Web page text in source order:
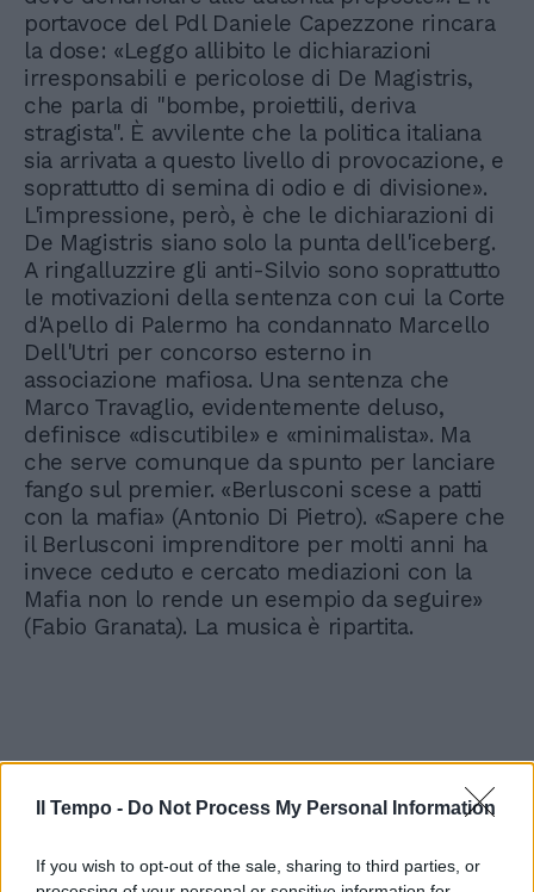
Il Tempo - Do Not Process My Personal Information
If you wish to opt-out of the sale, sharing to third parties, or
portavoce del Pdl Daniele Capezzone rincara
la dose: «Leggo allibito le dichiarazioni
irresponsabili e pericolose di De Magistris,
che parla di "bombe, proiettili, deriva
stragista". È avvilente che la politica italiana
sia arrivata a questo livello di provocazione, e
soprattutto di semina di odio e di divisione».
L'impressione, però, è che le dichiarazioni di
De Magistris siano solo la punta dell'iceberg.
A ringalluzzire gli anti-Silvio sono soprattutto
le motivazioni della sentenza con cui la Corte
d'Apello di Palermo ha condannato Marcello
Dell'Utri per concorso esterno in
associazione mafiosa. Una sentenza che
Marco Travaglio, evidentemente deluso,
definisce «discutibile» e «minimalista». Ma
che serve comunque da spunto per lanciare
fango sul premier. «Berlusconi scese a patti
con la mafia» (Antonio Di Pietro). «Sapere che
il Berlusconi imprenditore per molti anni ha
invece ceduto e cercato mediazioni con la
Mafia non lo rende un esempio da seguire»
(Fabio Granata). La musica è ripartita.